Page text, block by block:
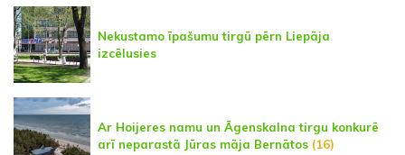
Nekustamo īpašumu tirgū pērn Liepāja
izcēlusies
Ar Hoijeres namu un Āgenskalna tirgu konkurē
arī neparastā Jūras māja Bernātos (16)